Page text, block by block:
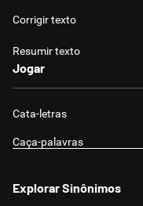
Corrigir texto
Resumir texto
Jogar
Cata-letras
Caça-palavras
Explorar Sinônimos